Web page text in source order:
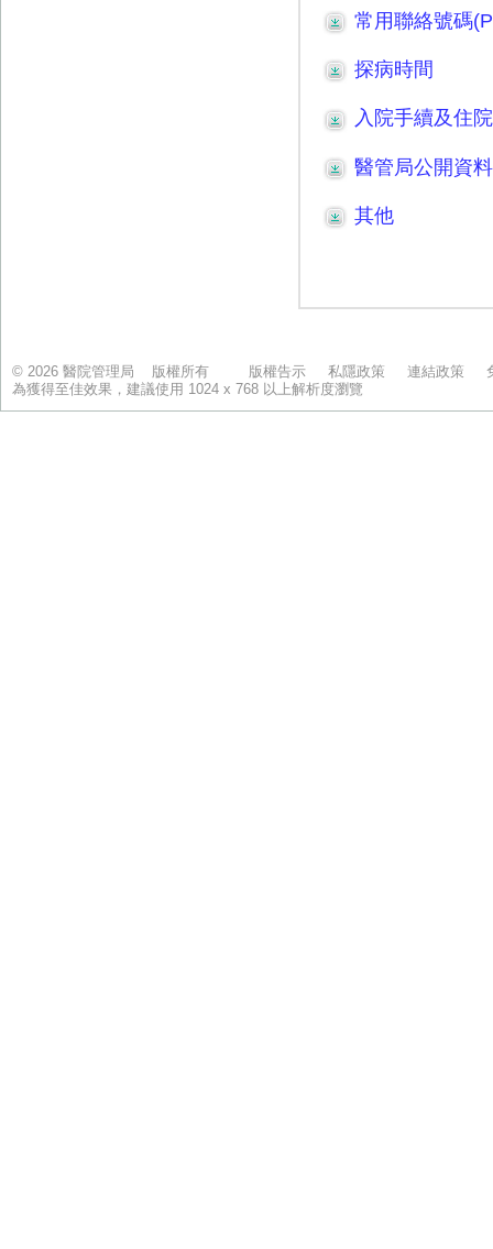
© 2026 醫院管理局 版權所有 版權告示 私隱政策 連結政策
為獲得至佳效果，建議使用 1024 x 768 以上解析度瀏覽